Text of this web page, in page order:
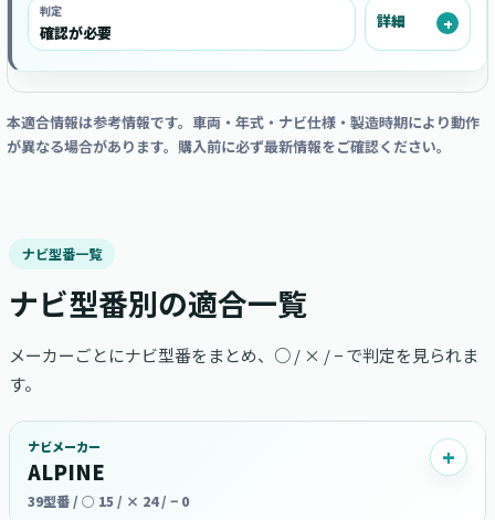
判定
確認が必要
詳細
本適合情報は参考情報です。車両・年式・ナビ仕様・製造時期により動作
が異なる場合があります。購入前に必ず最新情報をご確認ください。
ナビ型番一覧
ナビ型番別の適合一覧
メーカーごとにナビ型番をまとめ、○ / × / − で判定を見られま
す。
ナビメーカー
ALPINE
39型番 / ○ 15 / × 24 / − 0